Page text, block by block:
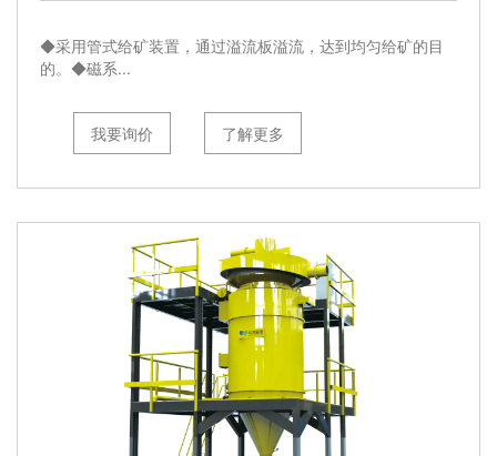
◆采用管式给矿装置，通过溢流板溢流，达到均匀给矿的目
的。◆磁系...
我要询价 了解更多